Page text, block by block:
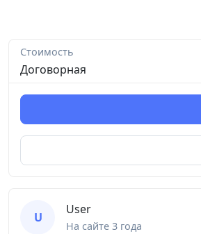
Стоимость
Договорная
U
User
На сайте 3 года